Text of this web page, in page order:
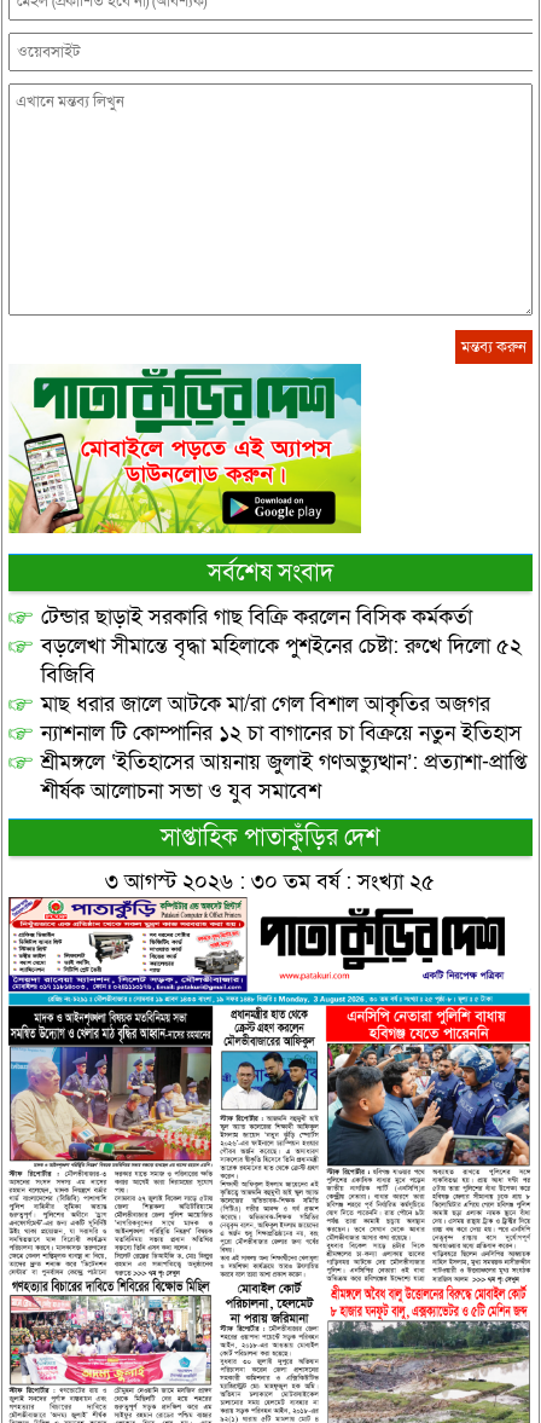
সর্বশেষ সংবাদ
টেন্ডার ছাড়াই সরকারি গাছ বিক্রি করলেন বিসিক কর্মকর্তা
বড়লেখা সীমান্তে বৃদ্ধা মহিলাকে পুশইনের চেষ্টা: রুখে দিলো ৫২
বিজিবি
মাছ ধরার জালে আটকে মা/রা গেল বিশাল আকৃতির অজগর
ন্যাশনাল টি কোম্পানির ১২ চা বাগানের চা বিক্রয়ে নতুন ইতিহাস
শ্রীমঙ্গলে ‘ইতিহাসের আয়নায় জুলাই গণঅভ্যুত্থান’: প্রত্যাশা-প্রাপ্তি
শীর্ষক আলোচনা সভা ও যুব সমাবেশ
সাপ্তাহিক পাতাকুঁড়ির দেশ
৩ আগস্ট ২০২৬ : ৩০ তম বর্ষ : সংখ্যা ২৫